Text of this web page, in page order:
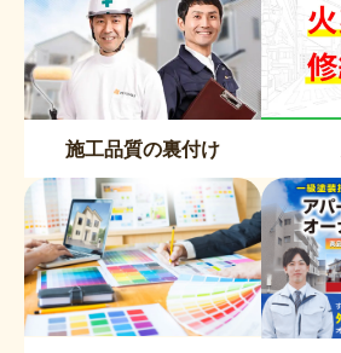
施工品質の裏付け